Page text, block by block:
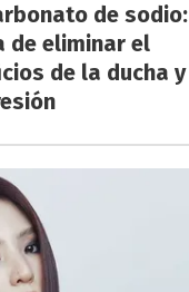
de sodio:
de eliminar el
de la ducha y